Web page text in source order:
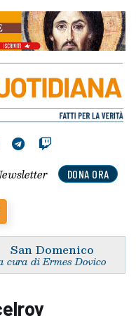
DONA ORA
San Domenico
cura di Ermes Dovico